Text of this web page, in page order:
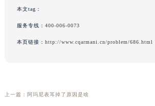
本文tag：
服务专线： 400-006-0073
本页链接： http://www.cqarmani.cn/problem/686.html
上一篇： 阿玛尼表耳掉了原因是啥